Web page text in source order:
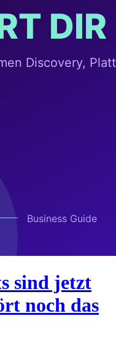
sind jetzt
noch das